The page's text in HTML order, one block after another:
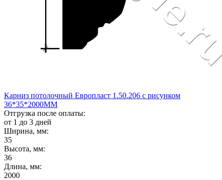
Карниз потолочный Европласт 1.50.206 с рисунком
36*35*2000ММ
Отгрузка после оплаты:
от 1 до 3 дней
Ширина, мм:
35
Высота, мм:
36
Длина, мм:
2000